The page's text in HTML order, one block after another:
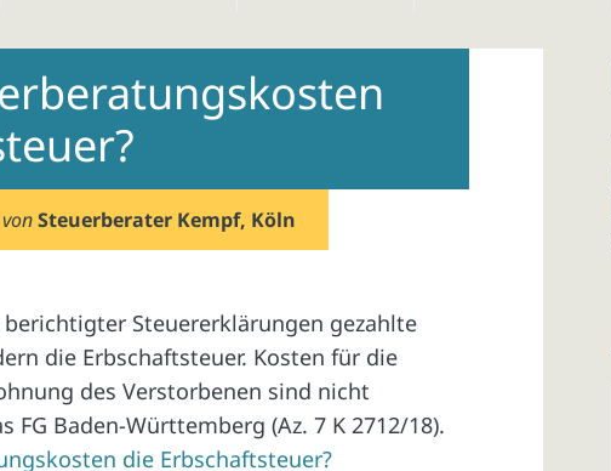
vonSteuerberater Kempf, Köln
Steuererklärungen gezahlte
die Erbschaftsteuer. Kosten für die
des Verstorbenen sind nicht
FG Baden-Württemberg (Az. 7 K 2712/18).
die Erbschaftsteuer?